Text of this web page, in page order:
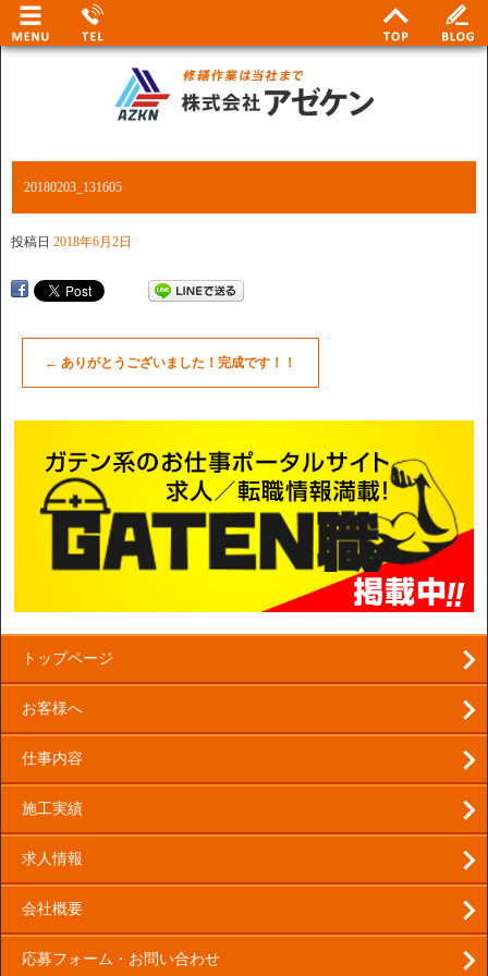
20180203_131605
投稿日 2018年6月2日
← ありがとうございました！完成です！！
トップページ
お客様へ
仕事内容
施工実績
求人情報
会社概要
応募フォーム・お問い合わせ